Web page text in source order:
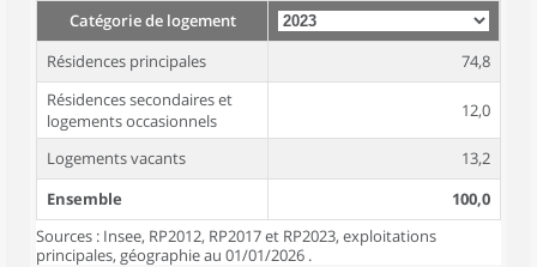
Catégorie de logement
Résidences principales
74,8
Résidences secondaires et
logements occasionnels
12,0
Logements vacants
13,2
Ensemble
100,0
Sources : Insee, RP2012, RP2017 et RP2023, exploitations
principales, géographie au 01/01/2026 .